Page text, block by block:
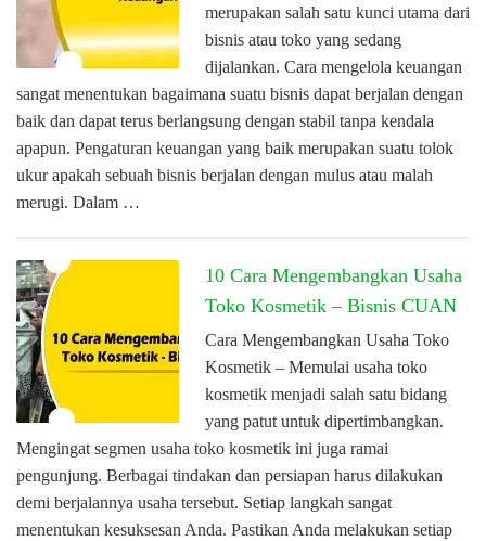
merupakan salah satu kunci utama dari
bisnis atau toko yang sedang
dijalankan. Cara mengelola keuangan
sangat menentukan bagaimana suatu bisnis dapat berjalan dengan
baik dan dapat terus berlangsung dengan stabil tanpa kendala
apapun. Pengaturan keuangan yang baik merupakan suatu tolok
ukur apakah sebuah bisnis berjalan dengan mulus atau malah
merugi. Dalam …
10 Cara Mengembangkan Usaha
Toko Kosmetik – Bisnis CUAN
Cara Mengembangkan Usaha Toko
Kosmetik – Memulai usaha toko
kosmetik menjadi salah satu bidang
yang patut untuk dipertimbangkan.
Mengingat segmen usaha toko kosmetik ini juga ramai
pengunjung. Berbagai tindakan dan persiapan harus dilakukan
demi berjalannya usaha tersebut. Setiap langkah sangat
menentukan kesuksesan Anda. Pastikan Anda melakukan setiap